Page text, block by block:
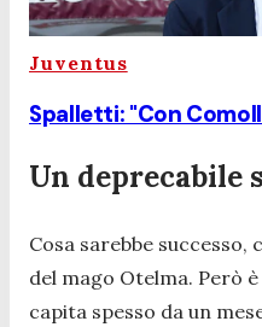
Juventus
Spalletti: "Con
Un deprecabile
Cosa sarebbe successo,
del mago Otelma. Però
capita spesso da un